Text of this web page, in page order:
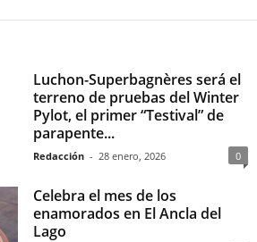
Luchon-Superbagnères será el
terreno de pruebas del Winter
Pylot, el primer “Testival” de
parapente...
Redacción - 28 enero, 2026 0
Celebra el mes de los
enamorados en El Ancla del
Lago